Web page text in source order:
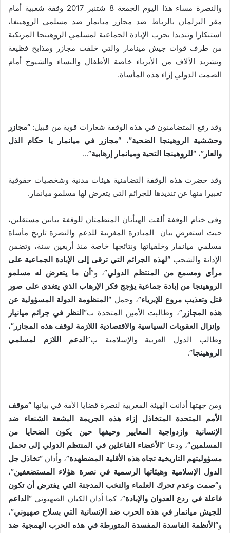
والنصرة مساء هذا اليوم الجمعة 8 شتنبر 2017 وقفة شعبية أمام
مقر البرلمان بالرباط ضد مجازر ميانمار ضد مسلمي الروهينغا،
استنكارا وتنديدا بحرب الإبادة الجماعية لمسلمي الروهينجا المرتكبة
من طرف قوات جيش مينامار والتي خلفت مجازر ومذابح فظيعة
وتشريد الآلاف من الأبرياء خاصة الأطفال والنساء والشيوخ أمام
الصمت الدولي إزاء هذه المأساة.
وقد رفع المتضامنون في هذه الوقفة شعارات قوية من قبيل: “مجازر
وحششية الروهينجا الضحية”، “مجازر في ميانمار يا حكام الذل
والعار”، “للروهينجا التحية وميانمار إرهابية”…
وقد حضرت هذه الوقفة التضامنية هيئات مدنية وشخصيات حقوقية
تعبيرا منها عن تنديدها للجرائم التي يتعرض لها مسلمو ميانمار.
وفي ختام الوقفة ألقت الهيأتان المنظمتان للوقفة بيانين مستقلين،
حيث استعرض بيان المبادرة المغربية للدعم والنصرة تاريخ مأساة
مسلمي ميانمار وخلفياتها ونتائجها خاصة منذ أربعين سنة، وتضمن
الإدانة والشجب“لهذه الجرائم التي ترقى إلى الإبادة الجماعية على
مرأى ومسمع من المنتظم الدولي”، و”أن ما يتعرض له مسلمو
الروهينجا من إبادة جماعية يؤجج فكر الإرهاب الذي يتغدى على صور
قتل وتعذيب مروع للإبرياء”، وحمل “المنظومة الدولة المسؤولية عن
هذه المجازر”، وطالبت الأمين المتحدة ب“النظر في جرائم ميانيار
وإنزال العقوبات السياسية والاقتصادية اللازمة لوقف هذه المجازر”،
وطالب الدول العربية والإسلامية ب”الدعم اللازم لمسلمي
الروهينجا”.
ومن جهتها أدانت الهيئة المغربية لنصرة قضايا الأمة في بيانها “موقف
الأمم المتحدة المتخاذل إزاء هذه الجريمة البشعة الشنعاء ضد
الإنسانية وازدواجية المعايير وحيفها حين يكون الضحايا من
المسلمين”، ودعا “الأعضاء الفاعلين في المنتظم الدولي إلى تحمل
مسؤوليتهم التاريخية تجاه هذه الأقلية المضطهدة”، وأدان “تخاذل جل
الدول الإسلامية وهيئاتها الرسمية في نصرة هؤلاء المستضعفين”،
و“صمت وعدم تحرك العلماء والنخب المدجنة التي يفترض أن تكون
فاعلة في ردع العدوان والإبادة”، كما أدان الكيان الصهيوني “الداعم
للجيش ميانمار في هذه الحرب ضد الإنسانية التي بسلاح صهيوني”،
و“الأنظمة الفاسدة المفسدة المتورطة في هذه الحرب الهمجية ضد